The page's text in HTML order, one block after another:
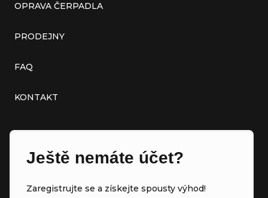
OPRAVA ČERPADLA
PRODEJNY
FAQ
KONTAKT
Ještě nemáte účet?
Zaregistrujte se a získejte spousty výhod!